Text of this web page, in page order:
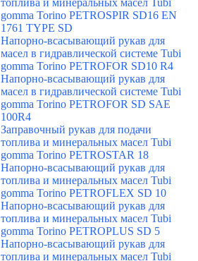
gomma Torino PETROSPIR SD16 EN
1761 TYPE SD
Напорно-всасывающий рукав для
масел в гидравлической системе Tubi
gomma Torino PETROFOR SD10 R4
Напорно-всасывающий рукав для
масел в гидравлической системе Tubi
gomma Torino PETROFOR SD SAE
100R4
Заправочный рукав для подачи
топлива и минеральных масел Tubi
gomma Torino PETROSTAR 18
Напорно-всасывающий рукав для
топлива и минеральных масел Tubi
gomma Torino PETROFLEX SD 10
Напорно-всасывающий рукав для
топлива и минеральных масел Tubi
gomma Torino PETROPLUS SD 5
Напорно-всасывающий рукав для
топлива и минеральных масел Tubi